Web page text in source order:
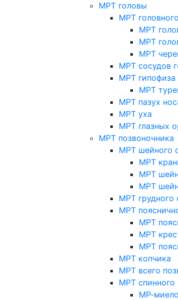
МРТ головы
МРТ
МРТ
МРТ
МРТ
МРТ сосудов
МРТ гипофиза
МРТ
МРТ пазух
МРТ уха
МРТ глазных
МРТ позвоночника
МРТ шейного
МРТ
МРТ
МРТ
МРТ грудного
МРТ
МРТ
МРТ
МРТ
МРТ копчика
МРТ всего
МРТ спинного
МР-